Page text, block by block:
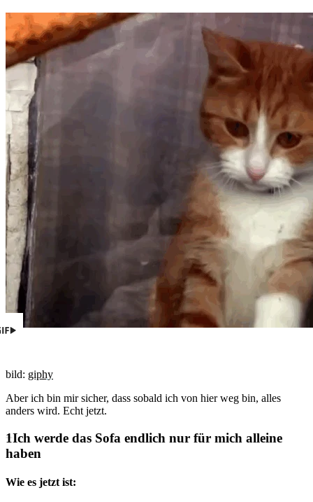
bild: giphy
Aber ich bin mir sicher, dass sobald ich von hier weg bin, alles
anders wird. Echt jetzt.
Ich werde das Sofa endlich nur für mich alleine
haben
Wie es jetzt ist: